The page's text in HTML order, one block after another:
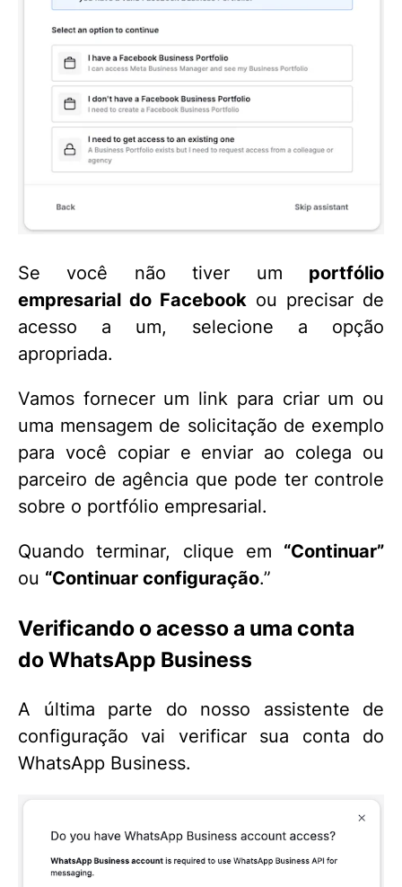
Se você não tiver um portfólio
empresarial do Facebook ou precisar de
acesso a um, selecione a opção
apropriada.
Vamos fornecer um link para criar um ou
uma mensagem de solicitação de exemplo
para você copiar e enviar ao colega ou
parceiro de agência que pode ter controle
sobre o portfólio empresarial.
Quando terminar, clique em “Continuar”
ou “Continuar configuração.”
Verificando o acesso a uma conta
do WhatsApp Business
A última parte do nosso assistente de
configuração vai verificar sua conta do
WhatsApp Business.